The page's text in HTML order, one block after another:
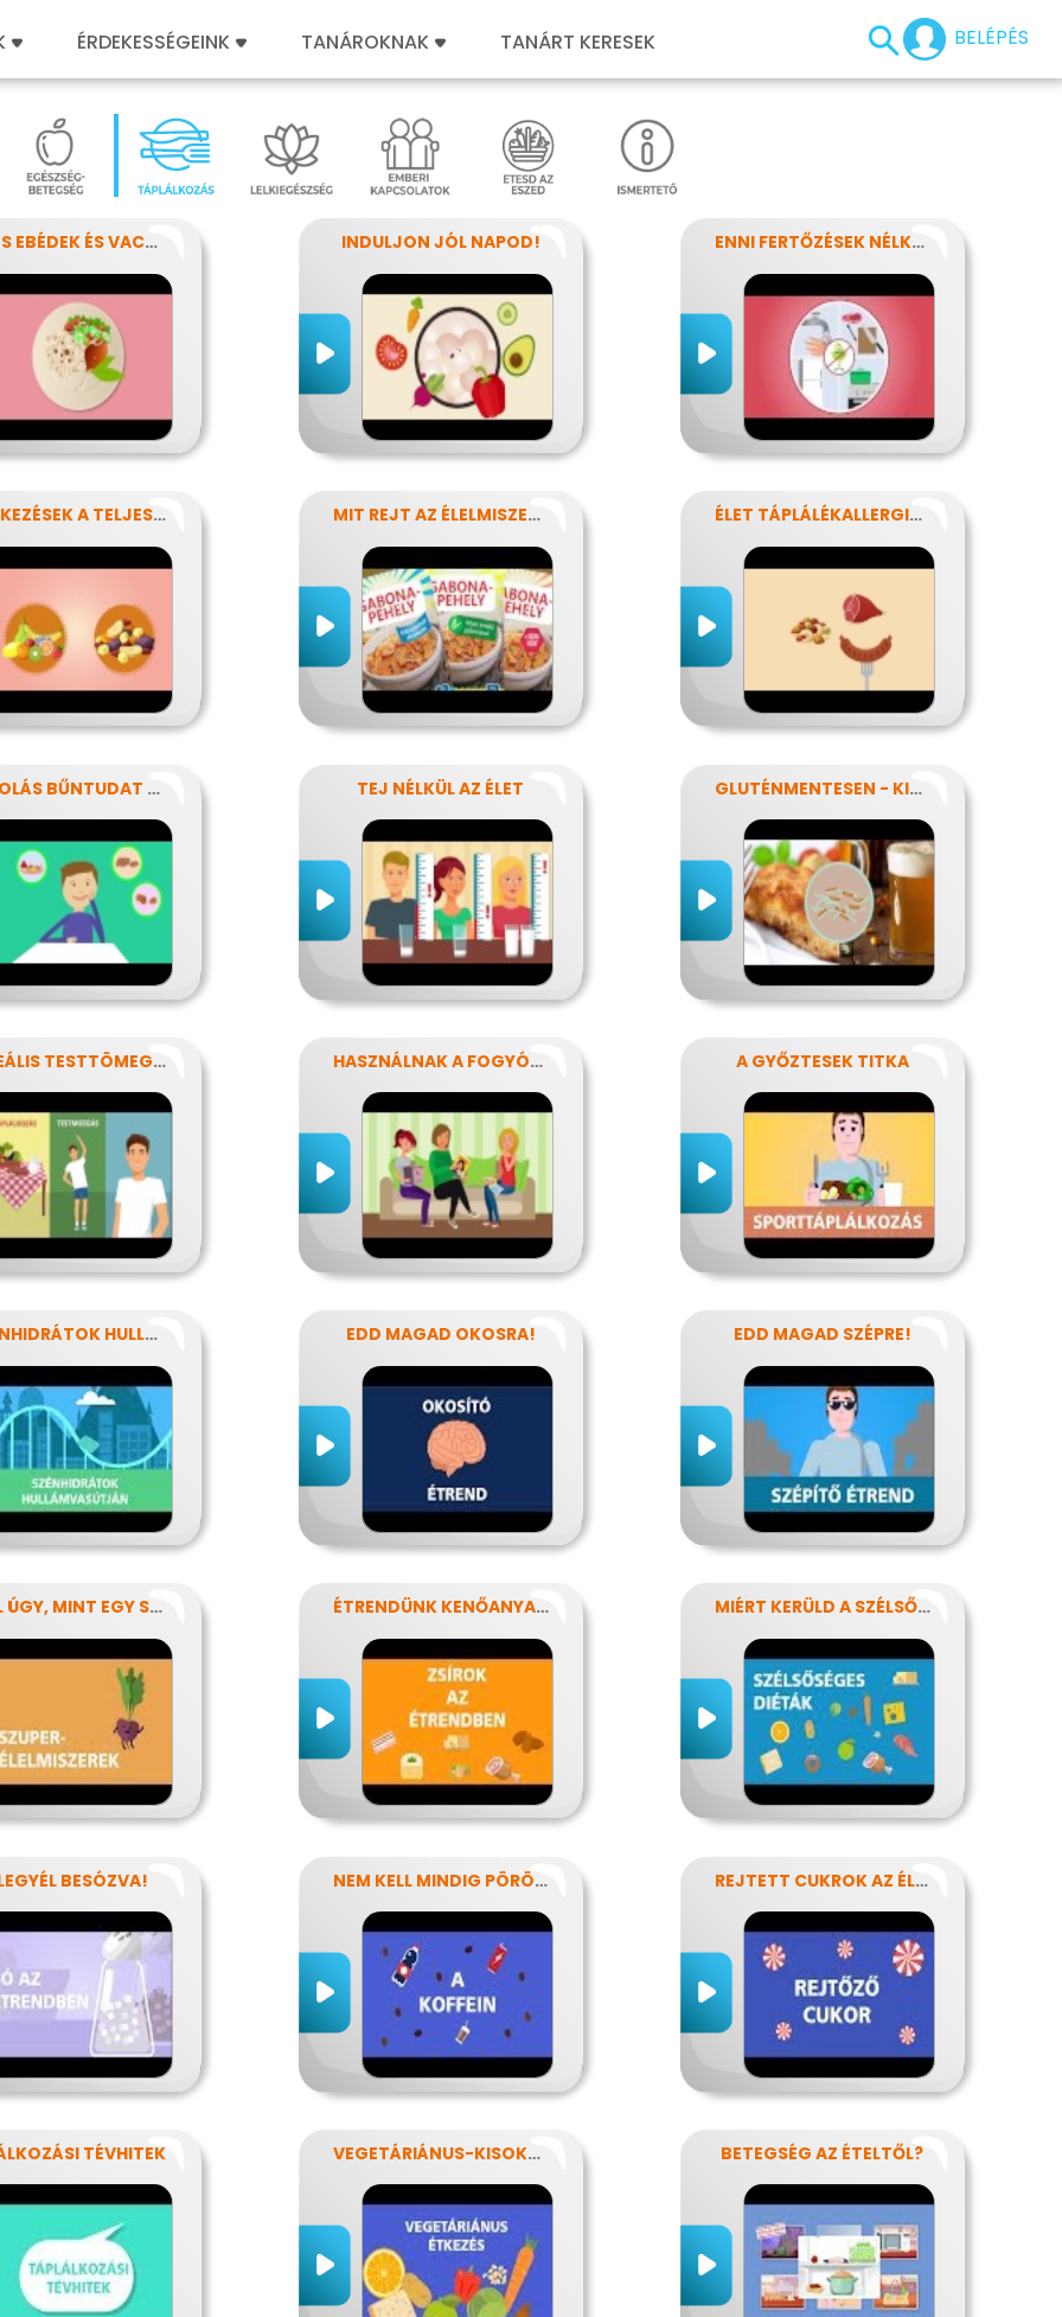
BELÉPÉS
ÉRDEKESSÉGEINK TANÁROKNAK TANÁRT KERESEK
SZÍNES EBÉDEK ÉS VACSORÁK INDULJON JÓL NAPOD! ENNI FERTŐZÉSEK NÉLKÜL
KISÉTKEZÉSEK A TELJESÍTMÉNYÉRT MIT REJT AZ ÉLELMISZERCÍMKE? ÉLET TÁPLÁLÉKALLERGIÁVAL
NASSOLÁS BŰNTUDAT NÉLKÜL TEJ NÉLKÜL AZ ÉLET GLUTÉNMENTESEN - KINEK IS?!
AZ IDEÁLIS TESTTÖMEG TITKAI HASZNÁLNAK A FOGYÓKÚRÁK? A GYŐZTESEK TITKA
A SZÉNHIDRÁTOK HULLÁMVASÚTJÁN EDD MAGAD OKOSRA! EDD MAGAD SZÉPRE!
EGYÉL ÚGY, MINT EGY SZUPERHŐS! ÉTRENDÜNK KENŐANYAGAI: A ZSÍROK MIÉRT KERÜLD A SZÉLSŐSÉGES DIÉTÁKAT?
BESÓZVA! NEM KELL MINDIG PÖRÖGNI REJTETT CUKROK AZ ÉLELMISZEREINKBEN
TÉVHITEK VEGETÁRIÁNUS-KISOKOS BETEGSÉG AZ ÉTELTŐL?